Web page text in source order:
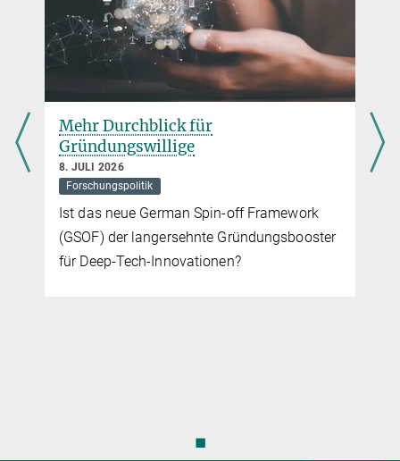
Mehr Durchblick für
Gründungswillige
8. JULI 2026
Forschungspolitik
Ist das neue German Spin-off Framework
(GSOF) der langersehnte Gründungsbooster
für Deep-Tech-Innovationen?
◼